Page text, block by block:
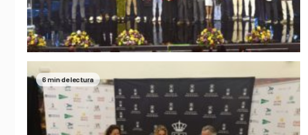
6 min de lectura